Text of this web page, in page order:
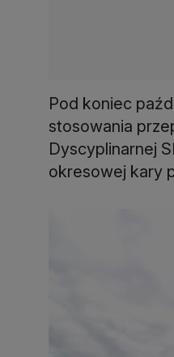
Pod koniec
stosowania
Dyscyplinarnej
okresowej kary